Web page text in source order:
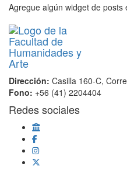
Agregue algún widget de posts
Dirección: Casilla 160-C,
Fono: +56 (41) 2204404
Redes sociales